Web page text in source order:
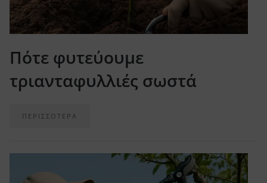
Πότε φυτεύουμε
τριανταφυλλιές σωστά
ΠΕΡΙΣΣΟΤΕΡΑ